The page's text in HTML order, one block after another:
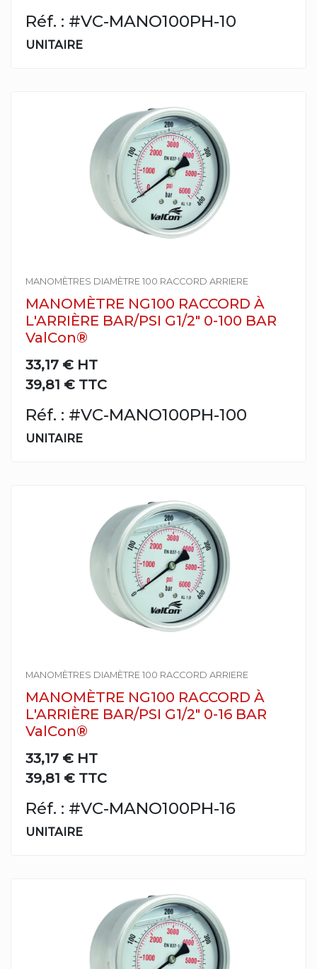
Réf. : #VC-MANO100PH-10
UNITAIRE
MANOMÈTRES DIAMÈTRE 100 RACCORD ARRIERE
MANOMÈTRE NG100 RACCORD À
L'ARRIÈRE BAR/PSI G1/2" 0-100 BAR
ValCon®
33,17 € HT
39,81 € TTC
Réf. : #VC-MANO100PH-100
UNITAIRE
MANOMÈTRES DIAMÈTRE 100 RACCORD ARRIERE
MANOMÈTRE NG100 RACCORD À
L'ARRIÈRE BAR/PSI G1/2" 0-16 BAR
ValCon®
33,17 € HT
39,81 € TTC
Réf. : #VC-MANO100PH-16
UNITAIRE